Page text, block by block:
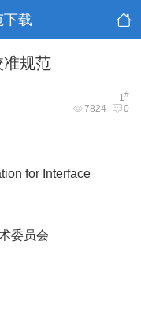
下载
准规范
1#
7824 0
for Interface
委员会